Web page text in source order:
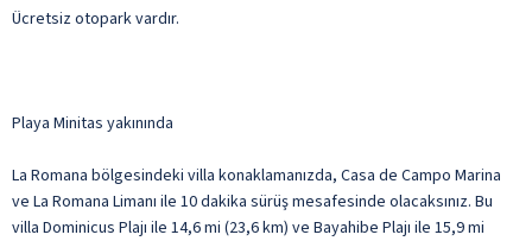
Ücretsiz otopark vardır.
Playa Minitas yakınında
La Romana bölgesindeki villa konaklamanızda, Casa de Campo Marina
ve La Romana Limanı ile 10 dakika sürüş mesafesinde olacaksınız. Bu
villa Dominicus Plajı ile 14,6 mi (23,6 km) ve Bayahibe Plajı ile 15,9 mi